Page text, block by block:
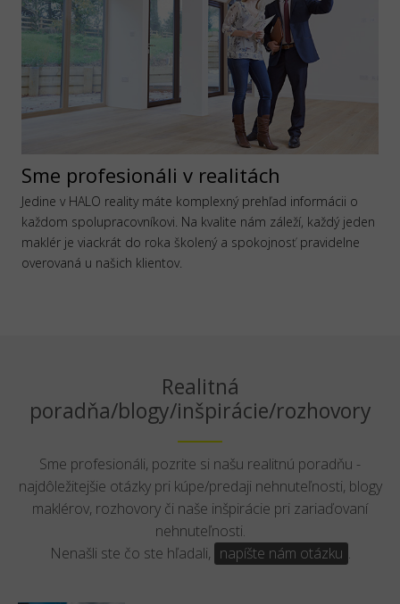
Sme profesionáli v realitách
Jedine v HALO reality máte komplexný prehľad informácii o
každom spolupracovníkovi. Na kvalite nám záleží, každý jeden
maklér je viackrát do roka školený a spokojnosť pravidelne
overovaná u našich klientov.
Realitná
poradňa/blogy/inšpirácie/rozhovory
Sme profesionáli, pozrite si našu realitnú poradňu -
najdôležitejšie otázky pri kúpe/predaji nehnuteľnosti, blogy
maklérov, rozhovory či naše inšpirácie pri zariaďovaní
nehnuteľnosti.
Nenašli ste čo ste hľadali, napíšte nám otázku .